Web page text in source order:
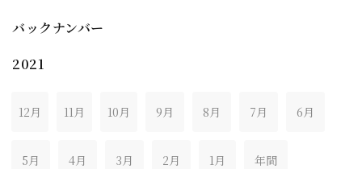
バックナンバー
2021
12月 11月 10月 9月 8月 7月 6月
5月 4月 3月 2月 1月 年間